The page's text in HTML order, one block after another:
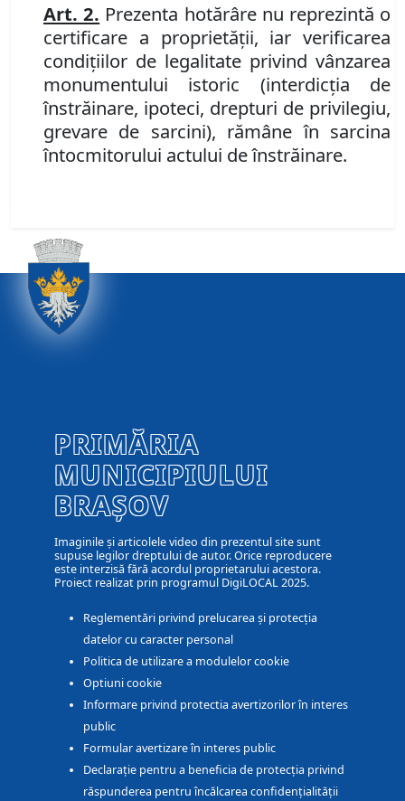
Art. 2. Prezenta hotărâre nu reprezintă o
certificare a proprietăţii, iar verificarea
condiţiilor de legalitate privind vânzarea
monumentului istoric (interdicţia de
înstrăinare, ipoteci, drepturi de privilegiu,
grevare de sarcini), rămâne în sarcina
întocmitorului actului de înstrăinare.
PRIMĂRIA
MUNICIPIULUI
BRAȘOV
Imaginile și articolele video din prezentul site sunt
supuse legilor dreptului de autor. Orice reproducere
este interzisă fără acordul proprietarului acestora.
Proiect realizat prin programul DigiLOCAL 2025.
Reglementări privind prelucarea și protecția
datelor cu caracter personal
Politica de utilizare a modulelor cookie
Optiuni cookie
Informare privind protectia avertizorilor în interes
public
Formular avertizare în interes public
Declarație pentru a beneficia de protecția privind
răspunderea pentru încălcarea confidențialității